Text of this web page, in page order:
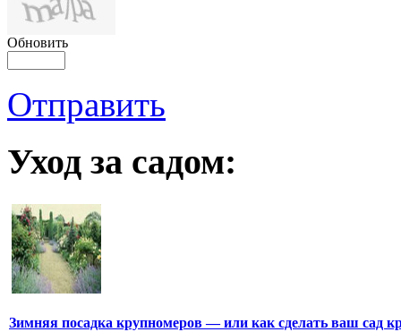
Обновить
Отправить
Уход за садом:
Зимняя посадка крупномеров — или как сделать ваш сад